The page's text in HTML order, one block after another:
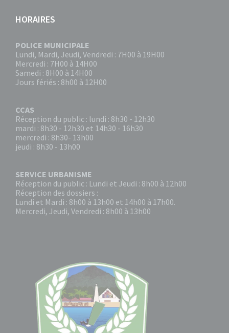
HORAIRES
POLICE MUNICIPALE
Lundi, Mardi, Jeudi, Vendredi : 7H00 à 19H00
Mercredi : 7H00 à 14H00
Samedi : 8H00 à 14H00
Jours fériés : 8h00 à 12H00
CCAS
Réception du public : lundi : 8h30 - 12h30
mardi : 8h30 - 12h30 et 14h30 - 16h30
mercredi : 8h30- 13h00
jeudi : 8h30 - 13h00
SERVICE URBANISME
Réception du public : Lundi et Jeudi : 8h00 à 12h00
Réception des dossiers :
Lundi et Mardi : 8h00 à 13h00 et 14h00 à 17h00.
Mercredi, Jeudi, Vendredi : 8h00 à 13h00